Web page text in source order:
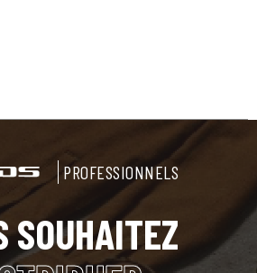
PROFESSIONNELS
SOUHAITEZ